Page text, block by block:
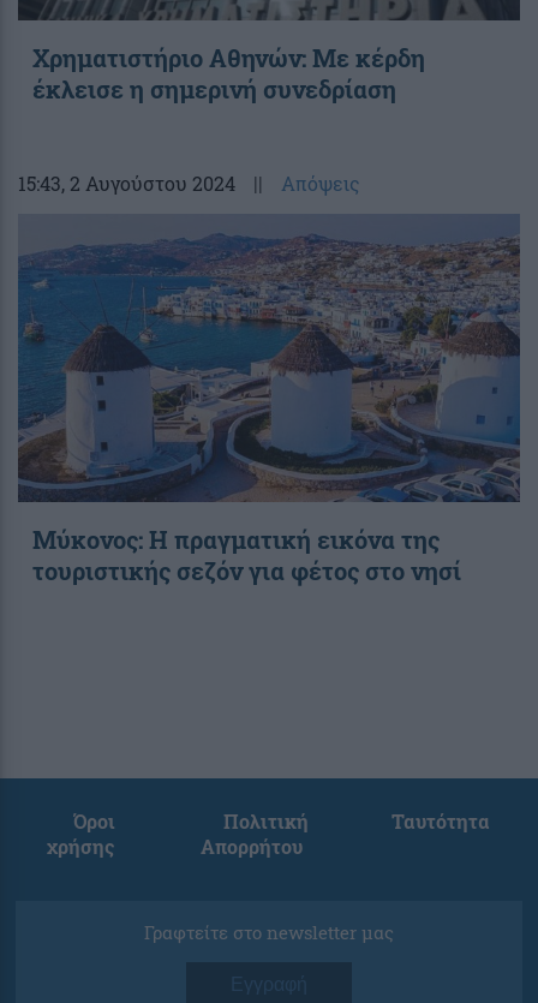
Χρηματιστήριο Αθηνών: Με κέρδη
έκλεισε η σημερινή συνεδρίαση
15:43, 2 Αυγούστου 2024 || Απόψεις
Μύκονος: Η πραγματική εικόνα της
τουριστικής σεζόν για φέτος στο νησί
Όροι
χρήσης
Πολιτική
Απορρήτου
Ταυτότητα
Γραφτείτε στο newsletter μας
Εγγραφή